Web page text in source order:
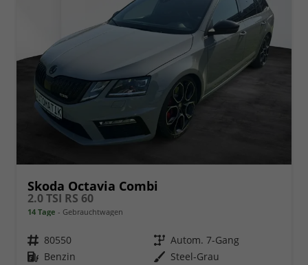
Skoda Octavia Combi
2.0 TSI RS 60
14 Tage Gebrauchtwagen
Fahrzeugnr. 80550 Getriebe Autom. 7-Gang
Kraftstoff Benzin Außenfarbe Steel-Grau